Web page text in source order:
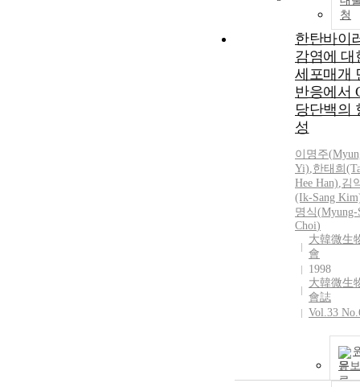
청
한탄바이
감염에 대
세포매개
반응에서
당단백의
성
이명주(
Yi),한태희
Hee Han),김
(Ik-Sang
명식(Myung-
Choi)
大韓微生
會
1998
大韓微生
會誌
Vol.33
문